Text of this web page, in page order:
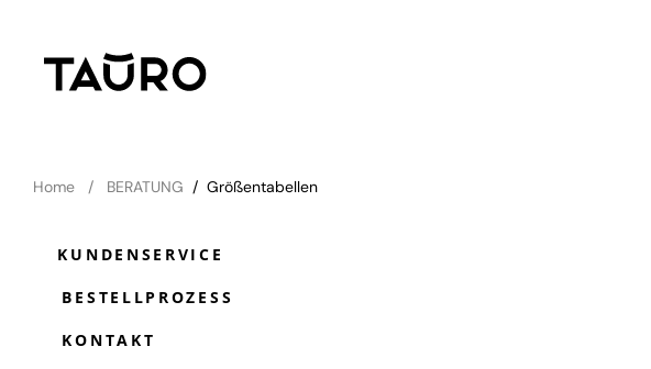
Home BERATUNG / Größentabellen
KUNDENSERVICE
BESTELLPROZESS
KONTAKT